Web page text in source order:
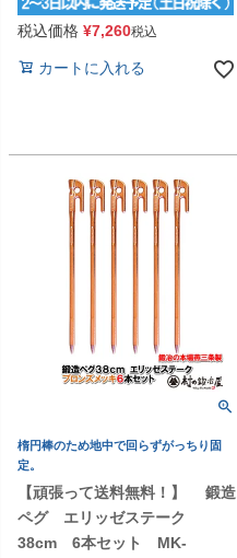
税込価格 ¥7,260税込
カートに入れる
楕円棒のため地中で回らずがっちり固
定。
【頑張って送料無料！】 鍛造
ペグ エリッゼステーク
38cm 6本セット MK-